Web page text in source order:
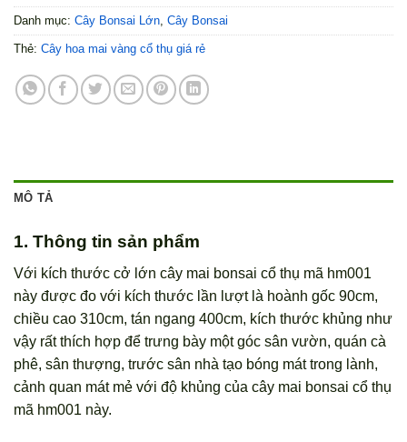
Danh mục: Cây Bonsai Lớn, Cây Bonsai
Thẻ: Cây hoa mai vàng cổ thụ giá rẻ
MÔ TẢ
1. Thông tin sản phẩm
Với kích thước cở lớn cây mai bonsai cổ thụ mã hm001
này được đo với kích thước lần lượt là hoành gốc 90cm,
chiều cao 310cm, tán ngang 400cm, kích thước khủng như
vậy rất thích hợp để trưng bày một góc sân vườn, quán cà
phê, sân thượng, trước sân nhà tạo bóng mát trong lành,
cảnh quan mát mẻ với độ khủng của cây mai bonsai cổ thụ
mã hm001 này.